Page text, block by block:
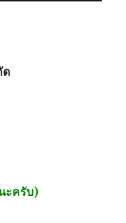
ด
ะครับ)